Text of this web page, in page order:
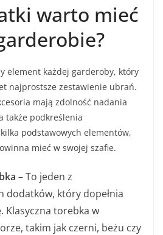
warto mieć
element każdej garderoby, który
najprostsze zestawienie ubrań.
mają zdolność nadania
także podkreślenia
podstawowych elementów,
mieć w swojej szafie.
– To jeden z
dodatków, który dopełnia
Klasyczna torebka w
takim jak czerni, beżu czy